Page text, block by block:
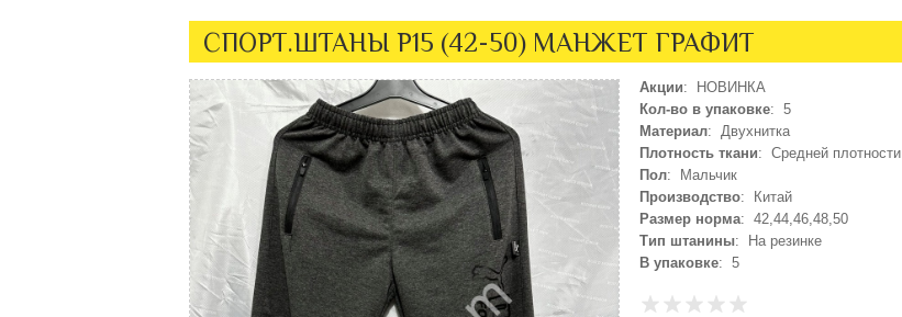
СПОРТ.ШТАНЫ P15 (42-50) МАНЖЕТ ГРАФИТ
Акции: НОВИНКА
Кол-во в упаковке: 5
Материал: Двухнитка
Плотность ткани: Средней плотности
Пол: Мальчик
Производство: Китай
Размер норма: 42,44,46,48,50
Тип штанины: На резинке
В упаковке: 5